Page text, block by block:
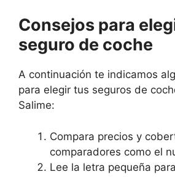
Consejos para
seguro de coche
A continuación te indicamos
para elegir tus seguros de
Salime:
Compara precios y
comparadores como el
Lee la letra pequeña